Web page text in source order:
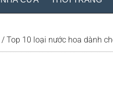
/ Top 10 loại nước hoa dành